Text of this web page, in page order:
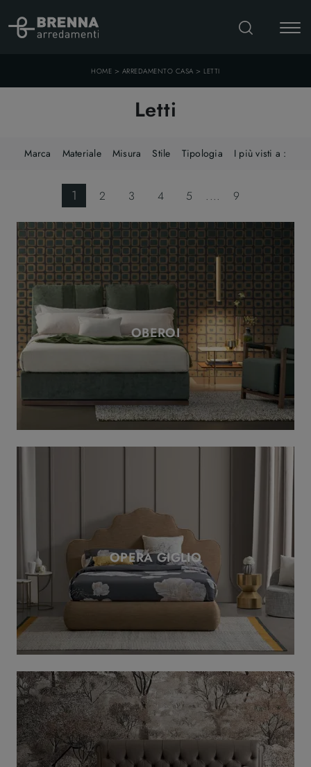
HOME > ARREDAMENTO CASA > LETTI
Letti
Marca Materiale Misura Stile Tipologia I più visti a :
1 2 3 4 5 .... 9
OBEROI
OPERA GIGLIO